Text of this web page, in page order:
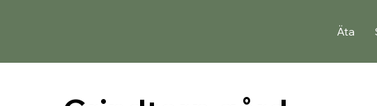
Äta